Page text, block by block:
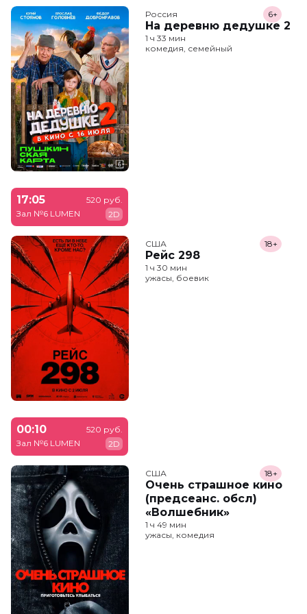
Россия
На деревню дедушке 2
6+
1 ч 33 мин
комедия, семейный
17:05
Зал №6 LUMEN
520 руб.
2D
США
Рейс 298
18+
1 ч 30 мин
ужасы, боевик
00:10
Зал №6 LUMEN
520 руб.
2D
США
Очень страшное кино
(предсеанс. обсл)
«Волшебник»
18+
1 ч 49 мин
ужасы, комедия